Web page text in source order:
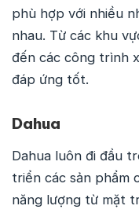
phù hợp với nhiều
nhau. Từ các khu
đến các công trình
đáp ứng tốt.
Dahua
Dahua luôn đi đầu
triển các sản phẩm
năng lượng từ mặt